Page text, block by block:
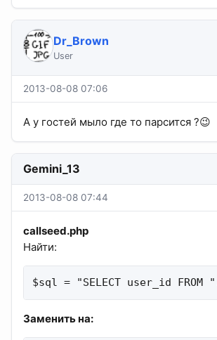
Dr_Brown
User
2013-08-08 07:06
А у гостей мыло где то парсится ?😉
Gemini_13
2013-08-08 07:44
callseed.php
Найти:
$sql = "SELECT user_id
Заменить на: